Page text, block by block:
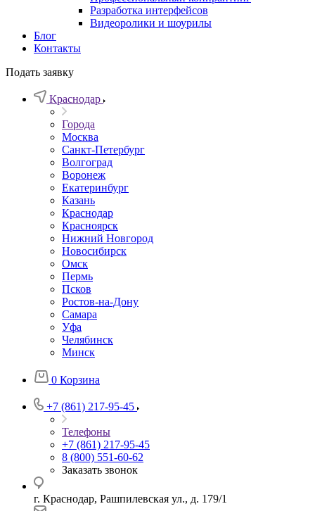
Разработка интерфейсов
Видеоролики и шоурилы
Блог
Контакты
Подать заявку
Краснодар
Города
Москва
Санкт-Петербург
Волгоград
Воронеж
Екатеринбург
Казань
Краснодар
Красноярск
Нижний Новгород
Новосибирск
Омск
Пермь
Псков
Ростов-на-Дону
Самара
Уфа
Челябинск
Минск
0 Корзина
+7 (861) 217-95-45
Телефоны
+7 (861) 217-95-45
8 (800) 551-60-62
Заказать звонок
г. Краснодар, Рашпилевская ул., д. 179/1